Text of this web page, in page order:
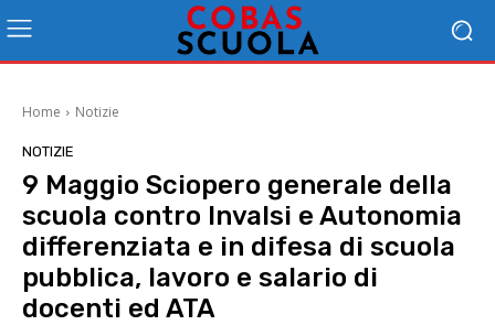
Home Notizie
NOTIZIE
9 Maggio Sciopero generale della
scuola contro Invalsi e Autonomia
differenziata e in difesa di scuola
pubblica, lavoro e salario di
docenti ed ATA